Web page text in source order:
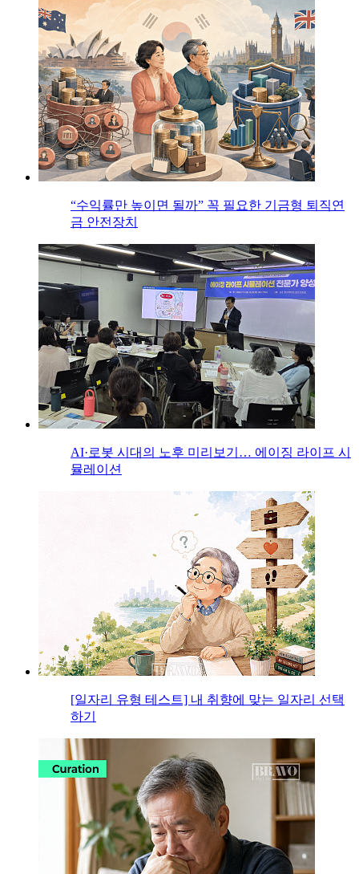
“수익률만 높이면 될까” 꼭 필요한 기금형 퇴직연
금 안전장치
AI·로봇 시대의 노후 미리보기… 에이징 라이프 시
뮬레이션
[일자리 유형 테스트] 내 취향에 맞는 일자리 선택
하기